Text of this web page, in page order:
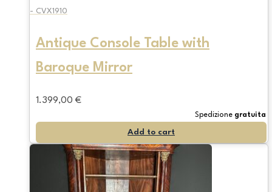
- CVX1910
Antique Console Table with
Baroque Mirror
1.399,00 €
Spedizione gratuita
Add to cart